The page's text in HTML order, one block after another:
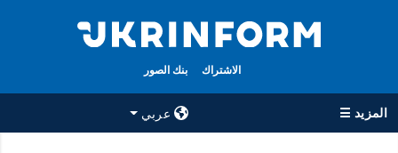
الاشتراك بنك الصور
المزيد ☰
عربي